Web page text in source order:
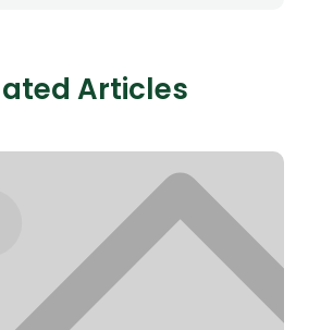
Articles